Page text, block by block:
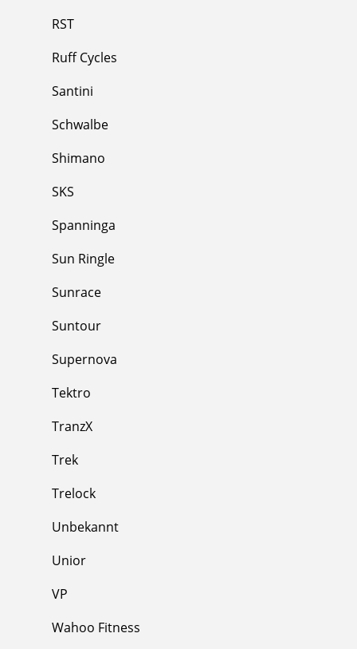
RST
Ruff Cycles
Santini
Schwalbe
Shimano
SKS
Spanninga
Sun Ringle
Sunrace
Suntour
Supernova
Tektro
TranzX
Trek
Trelock
Unbekannt
Unior
VP
Wahoo Fitness